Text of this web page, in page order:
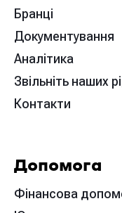
Бранці
Документування
Аналітика
Звільніть наших
Контакти
Допомога
Фінансова